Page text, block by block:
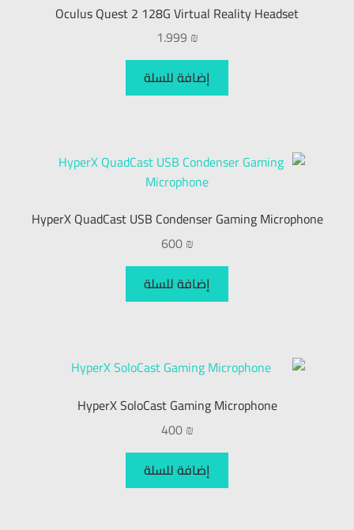
Oculus Quest 2 128G Virtual Reality Headset
1.999 ₪
إضافة للسلة
HyperX QuadCast USB Condenser Gaming Microphone
600₪
إضافة للسلة
HyperX SoloCast Gaming Microphone
400₪
إضافة للسلة